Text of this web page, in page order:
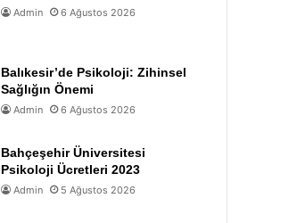
Admin 6 Ağustos 2026
Balıkesir’de Psikoloji: Zihinsel
Sağlığın Önemi
Admin 6 Ağustos 2026
Bahçeşehir Üniversitesi
Psikoloji Ücretleri 2023
Admin 5 Ağustos 2026